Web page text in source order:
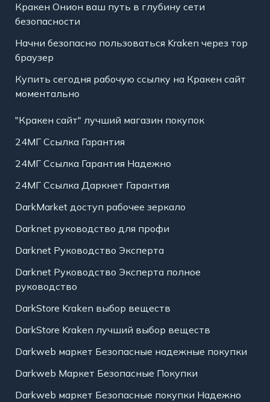
Кракен Онион ваш путь в глубину сети
безопасности
Начни безопасно пользоваться Kraken через тор
браузер
Купить сегодня рабочую ссылку на Кракен сайт
моментально
"Кракен сайт" лучший магазин покупок
24МГ Ссылка Гарантия
24МГ Ссылка Гарантия Надежно
24МГ Ссылка Даркнет Гарантия
DarkMarket доступ рабочее зеркало
Darknet руководство для профи
Darknet Руководство Эксперта
Darknet Руководство Эксперта полное
руководство
DarkStore Kraken выбор веществ
DarkStore Kraken лучший выбор веществ
Darkweb маркет Безопасные надежные покупки
Darkweb Маркет Безопасные Покупки
Darkweb маркет Безопасные покупки Надежно